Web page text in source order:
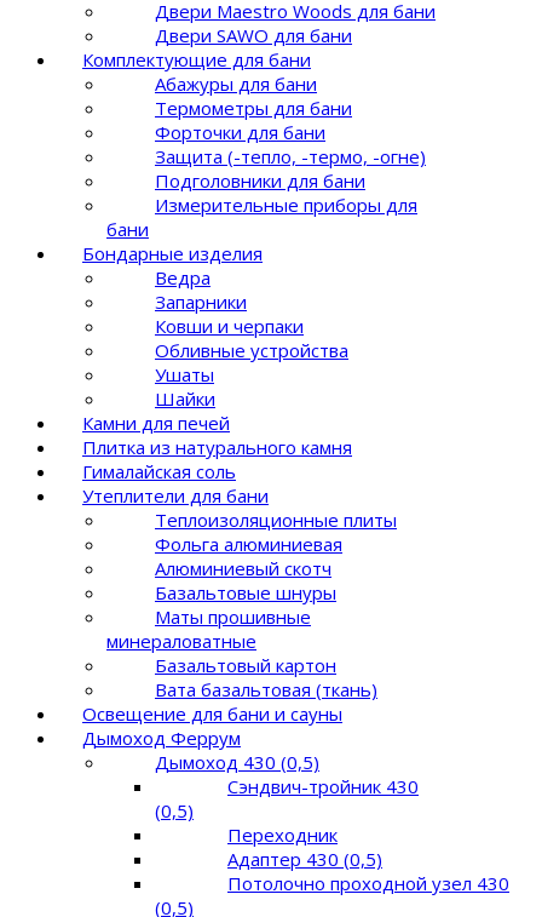
Двери Maestro Woods для бани
Двери SAWO для бани
Комплектующие для бани
Абажуры для бани
Термометры для бани
Форточки для бани
Защита (-тепло, -термо, -огне)
Подголовники для бани
Измерительные приборы для
бани
Бондарные изделия
Ведра
Запарники
Ковши и черпаки
Обливные устройства
Ушаты
Шайки
Камни для печей
Плитка из натурального камня
Гималайская соль
Утеплители для бани
Теплоизоляционные плиты
Фольга алюминиевая
Алюминиевый скотч
Базальтовые шнуры
Маты прошивные
минераловатные
Базальтовый картон
Вата базальтовая (ткань)
Освещение для бани и сауны
Дымоход Феррум
Дымоход 430 (0,5)
Сэндвич-тройник 430
(0,5)
Переходник
Адаптер 430 (0,5)
Потолочно проходной узел 430
(0,5)